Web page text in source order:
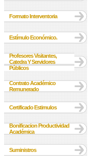
Formato Interventoria
Estímulo Económico.
Profesores Visitantes,
Catedra Y Servidores
Públicos
Contrato Académico
Remunerado
Certificado Estimulos
Bonificacion Productividad
Académica
Suministros